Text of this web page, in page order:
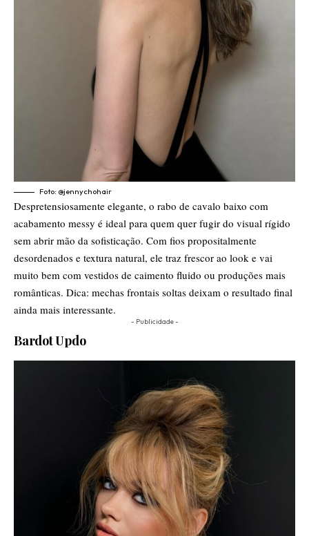
Foto: @jennychohair
Despretensiosamente elegante, o rabo de cavalo baixo com
acabamento messy é ideal para quem quer fugir do visual rígido
sem abrir mão da sofisticação. Com fios propositalmente
desordenados e textura natural, ele traz frescor ao look e vai
muito bem com vestidos de caimento fluido ou produções mais
românticas. Dica: mechas frontais soltas deixam o resultado final
ainda mais interessante.
- Publicidade -
Bardot Updo